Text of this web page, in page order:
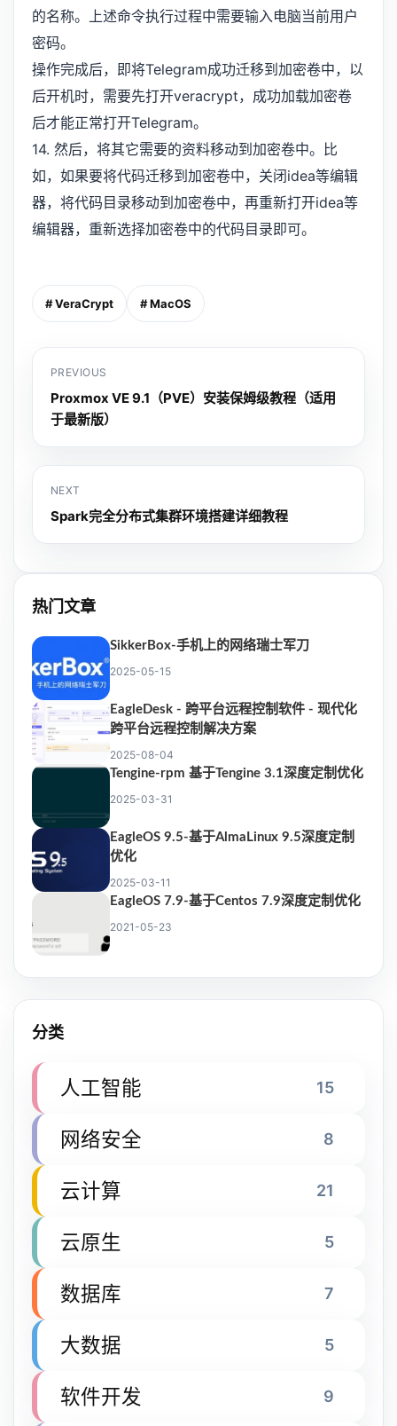
的名称。上述命令执行过程中需要输入电脑当前用户
密码。
操作完成后，即将Telegram成功迁移到加密卷中，以
后开机时，需要先打开veracrypt，成功加载加密卷
后才能正常打开Telegram。
14. 然后，将其它需要的资料移动到加密卷中。比
如，如果要将代码迁移到加密卷中，关闭idea等编辑
器，将代码目录移动到加密卷中，再重新打开idea等
编辑器，重新选择加密卷中的代码目录即可。
# VeraCrypt # MacOS
PREVIOUS
Proxmox VE 9.1（PVE）安装保姆级教程（适用
于最新版）
NEXT
Spark完全分布式集群环境搭建详细教程
热门文章
SikkerBox-手机上的网络瑞士军刀
2025-05-15
EagleDesk - 跨平台远程控制软件 - 现代化
跨平台远程控制解决方案
2025-08-04
Tengine-rpm 基于Tengine 3.1深度定制优化
2025-03-31
EagleOS 9.5-基于AlmaLinux 9.5深度定制
优化
2025-03-11
EagleOS 7.9-基于Centos 7.9深度定制优化
2021-05-23
分类
人工智能 15
网络安全 8
云计算 21
云原生 5
数据库 7
大数据 5
软件开发 9